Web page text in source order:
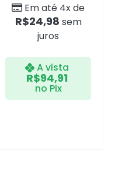
Em até 4x de
R$24,98 sem
juros
A vista
R$94,91
no Pix